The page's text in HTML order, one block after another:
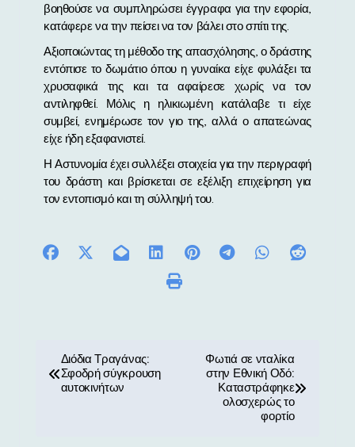
βοηθούσε να συμπληρώσει έγγραφα για την εφορία,
κατάφερε να την πείσει να τον βάλει στο σπίτι της.
Αξιοποιώντας τη μέθοδο της απασχόλησης, ο δράστης
εντόπισε το δωμάτιο όπου η γυναίκα είχε φυλάξει τα
χρυσαφικά της και τα αφαίρεσε χωρίς να τον
αντιληφθεί. Μόλις η ηλικιωμένη κατάλαβε τι είχε
συμβεί, ενημέρωσε τον γιο της, αλλά ο απατεώνας
είχε ήδη εξαφανιστεί.
Η Αστυνομία έχει συλλέξει στοιχεία για την περιγραφή
του δράστη και βρίσκεται σε εξέλιξη επιχείρηση για
τον εντοπισμό και τη σύλληψή του.
Διόδια Τραγάνας:
Σφοδρή σύγκρουση
αυτοκινήτων
Φωτιά σε νταλίκα
στην Εθνική Οδό:
Καταστράφηκε
ολοσχερώς το
φορτίο